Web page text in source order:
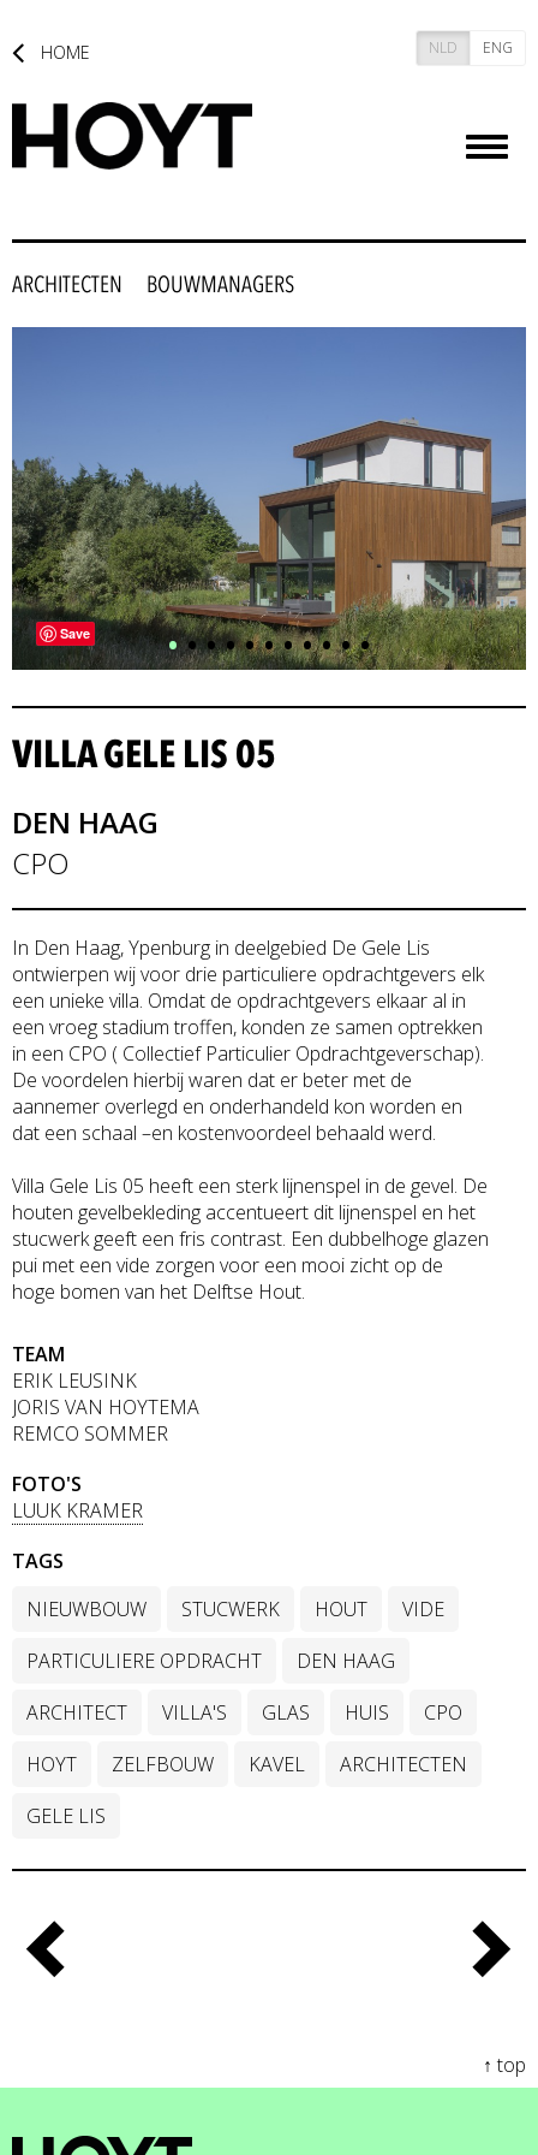
HOME NLD ENG
ARCHITECTEN BOUWMANAGERS
•••••••••••
Save
VILLA GELE LIS 05
DEN HAAG
CPO
In Den Haag, Ypenburg in deelgebied De Gele Lis
ontwierpen wij voor drie particuliere opdrachtgevers elk
een unieke villa. Omdat de opdrachtgevers elkaar al in
een vroeg stadium troffen, konden ze samen optrekken
in een CPO ( Collectief Particulier Opdrachtgeverschap).
De voordelen hierbij waren dat er beter met de
aannemer overlegd en onderhandeld kon worden en
dat een schaal –en kostenvoordeel behaald werd.
Villa Gele Lis 05 heeft een sterk lijnenspel in de gevel. De
houten gevelbekleding accentueert dit lijnenspel en het
stucwerk geeft een fris contrast. Een dubbelhoge glazen
pui met een vide zorgen voor een mooi zicht op de
hoge bomen van het Delftse Hout.
TEAM
ERIK LEUSINK
JORIS VAN HOYTEMA
REMCO SOMMER
FOTO'S
LUUK KRAMER
TAGS
NIEUWBOUW
STUCWERK HOUT
VIDE
PARTICULIERE OPDRACHT
DEN HAAG
ARCHITECT
VILLA'S GLAS HUIS
CPO
HOYT
ZELFBOUW KAVEL
ARCHITECTEN
GELE LIS
↑ top